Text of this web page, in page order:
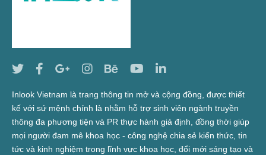
Inlook Vietnam là trang thông tin mở và cộng đồng, được thiết
kế với sứ mệnh chính là nhằm hỗ trợ sinh viên ngành truyền
thông đa phương tiện và PR thực hành giả định, đồng thời giúp
mọi người đam mê khoa học - công nghệ chia sẻ kiến thức, tin
tức và kinh nghiệm trong lĩnh vực khoa học, đổi mới sáng tạo và